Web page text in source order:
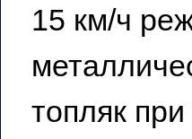
15 км/ч
топляк